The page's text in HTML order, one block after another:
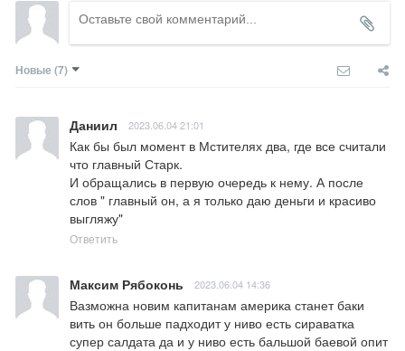
Новые (7)
Даниил 2023.06.04 21:01
Как бы был момент в Мстителях два, где все считали
что главный Старк.
И обращались в первую очередь к нему. А после
слов " главный он, а я только даю деньги и красиво
выгляжу"
Ответить
Максим Рябоконь 2023.06.04 14:36
Вазможна новим капитанам америка станет баки
вить он больше падходит у ниво есть сираватка
супер салдата да и у ниво есть бальшой баевой опит